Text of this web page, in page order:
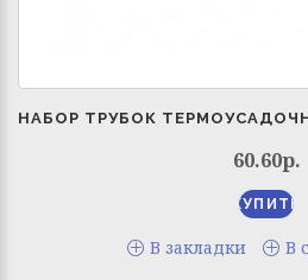
60.60р.
В закладки В